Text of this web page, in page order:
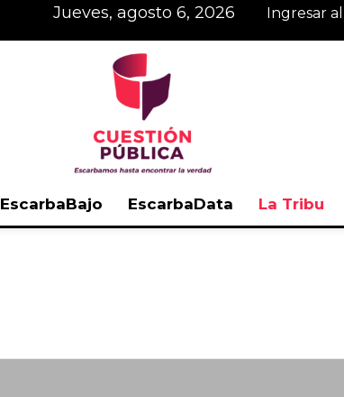
jueves, agosto 6, 2026 Ingresar
Pública
EscarbaBajo EscarbaData La Tribu